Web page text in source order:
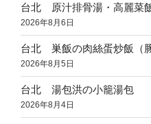
台北 原汁排骨湯・高麗菜
2026年8月6日
台北 巣飯の肉絲蛋炒飯（
2026年8月5日
台北 湯包洪の小籠湯包
2026年8月4日